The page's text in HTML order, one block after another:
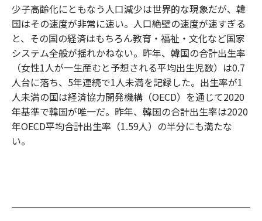
少子高齢化にともなう人口減少は世界的な現象だが、韓
国はその速度が非常に速い。人口絶壁の速度が速すぎる
と、その国の経済はもちろん教育・福祉・文化など国家
システム全般が揺れかねない。昨年、韓国の合計出生率
（女性1人が一生産むと予想される平均出生児数）は0.7
人台に落ち、5年連続で1人未満を記録した。出生率が1
人未満の国は経済協力開発機構（OECD）を通じて2020
年基準で韓国が唯一だ。昨年、韓国の合計出生率は2020
年OECD平均合計出生率（1.59人）の半分にも満たな
い。